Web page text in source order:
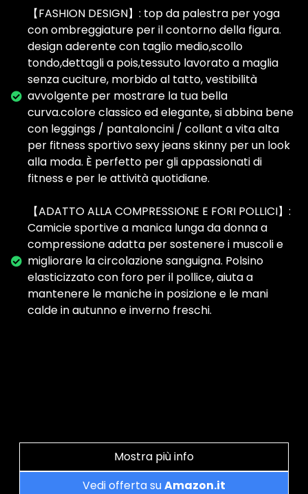
【FASHION DESIGN】: top da palestra per yoga
con ombreggiature per il contorno della figura.
design aderente con taglio medio,scollo
tondo,dettagli a pois,tessuto lavorato a maglia
senza cuciture, morbido al tatto, vestibilità
avvolgente per mostrare la tua bella
curva.colore classico ed elegante, si abbina bene
con leggings / pantaloncini / collant a vita alta
per fitness sportivo sexy jeans skinny per un look
alla moda. È perfetto per gli appassionati di
fitness e per le attività quotidiane.
【ADATTO ALLA COMPRESSIONE E FORI POLLICI】:
Camicie sportive a manica lunga da donna a
compressione adatta per sostenere i muscoli e
migliorare la circolazione sanguigna. Polsino
elasticizzato con foro per il pollice, aiuta a
mantenere le maniche in posizione e le mani
calde in autunno e inverno freschi.
Mostra più info
Vedi offerta suAmazon.it